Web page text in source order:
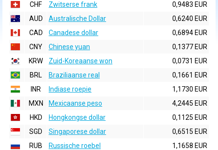
CHF
Zwitserse frank
0,9483 EUR
AUD
Australische Dollar
0,6240 EUR
CAD
Canadese dollar
0,6894 EUR
CNY
Chinese yuan
0,1377 EUR
KRW
Zuid-Koreaanse won
0,0731 EUR
BRL
Braziliaanse real
0,1661 EUR
INR
Indiase roepie
1,1730 EUR
MXN
Mexicaanse peso
4,2445 EUR
HKD
Hongkongse dollar
0,1125 EUR
SGD
Singaporese dollar
0,6515 EUR
RUB
Russische roebel
1,1658 EUR